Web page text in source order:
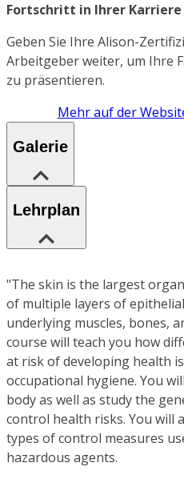
Fortschritt in Ihrer Karriere
Geben Sie Ihre Alison-
Arbeitgeber weiter, um Ihre
zu präsentieren.
Mehr auf der
Galerie
Lehrplan
"The skin is the largest
of multiple layers of
underlying muscles, bones,
course will teach you how
at risk of developing health
occupational hygiene. You
body as well as study the
control health risks. You will
types of control measures
hazardous agents.